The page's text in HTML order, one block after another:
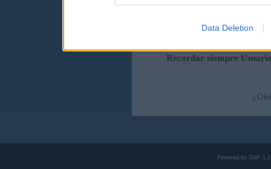
Data Deletion
Recordar siempre
Powered by SMF